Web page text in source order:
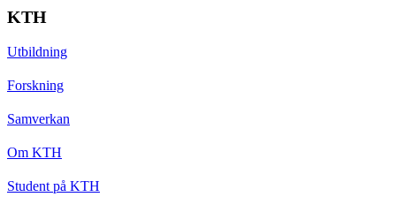
KTH
Utbildning
Forskning
Samverkan
Om KTH
Student på KTH